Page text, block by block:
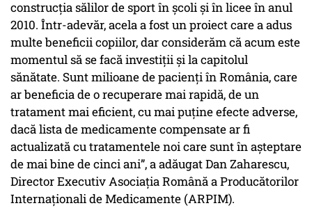
construcţia sălilor de sport în şcoli şi în licee în anul
2010. Într-adevăr, acela a fost un proiect care a adus
multe beneficii copiilor, dar considerăm că acum este
momentul să se facă investiţii şi la capitolul
sănătate. Sunt milioane de pacienţi în România, care
ar beneficia de o recuperare mai rapidă, de un
tratament mai eficient, cu mai puţine efecte adverse,
dacă lista de medicamente compensate ar fi
actualizată cu tratamentele noi care sunt în aşteptare
de mai bine de cinci ani”, a adăugat Dan Zaharescu,
Director Executiv Asociația Română a Producătorilor
Internaționali de Medicamente (ARPIM).